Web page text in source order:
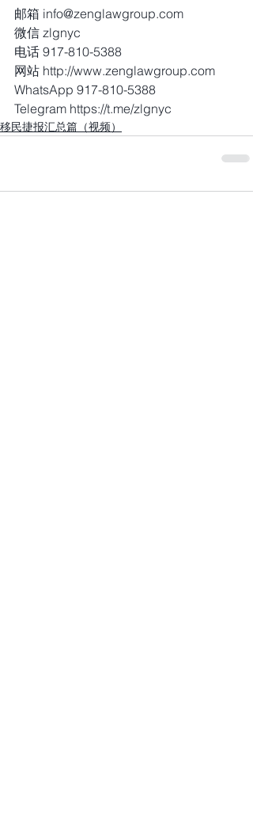
邮箱 info@zenglawgroup.com
微信 zlgnyc
电话 917-810-5388
网站 http://www.zenglawgroup.com
WhatsApp 917-810-5388
Telegram https://t.me/zlgnyc
移民捷报汇总篇（视频）